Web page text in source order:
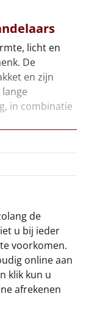
licht en
De
en zijn
in combinatie
de
u bij ieder
voorkomen.
online aan
klik kun u
afrekenen